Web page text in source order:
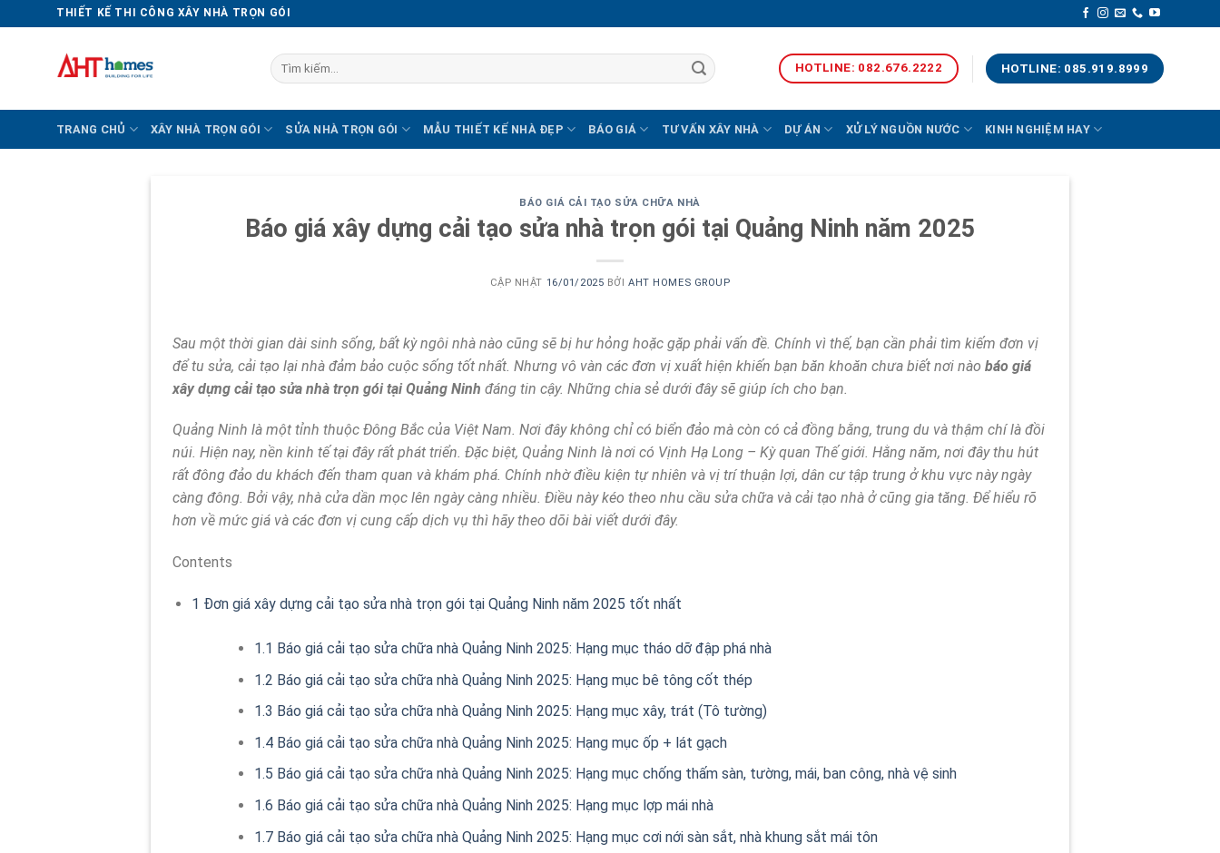
THIẾT KẾ THI CÔNG XÂY NHÀ TRỌN GÓI
Tìm
kiếm:
HOTLINE: 082.676.2222 HOTLINE: 085.919.8999
TRANG CHỦ XÂY NHÀ TRỌN GÓI SỬA NHÀ TRỌN GÓI MẪU THIẾT KẾ NHÀ ĐẸP BÁO GIÁ TƯ VẤN XÂY NHÀ DỰ ÁN XỬ LÝ NGUỒN NƯỚC KINH NGHIỆM HAY
BÁO GIÁ CẢI TẠO SỬA CHỮA NHÀ
Báo giá xây dựng cải tạo sửa nhà trọn gói tại Quảng Ninh năm 2025
CẬP NHẬT 16/01/2025 BỞIAHT HOMES GROUP
Sau một thời gian dài sinh sống, bất kỳ ngôi nhà nào cũng sẽ bị hư hỏng hoặc gặp phải vấn đề. Chính vì thế, bạn cần phải tìm kiếm đơn vị
để tu sửa, cải tạo lại nhà đảm bảo cuộc sống tốt nhất. Nhưng vô vàn các đơn vị xuất hiện khiến bạn băn khoăn chưa biết nơi nàobáo giá
xây dựng cải tạo sửa nhà trọn gói tại Quảng Ninh đáng tin cậy. Những chia sẻ dưới đây sẽ giúp ích cho bạn.
Quảng Ninh là một tỉnh thuộc Đông Bắc của Việt Nam. Nơi đây không chỉ có biển đảo mà còn có cả đồng bằng, trung du và thậm chí là đồi
núi. Hiện nay, nền kinh tế tại đây rất phát triển. Đặc biệt, Quảng Ninh là nơi có Vịnh Hạ Long – Kỳ quan Thế giới. Hằng năm, nơi đây thu hút
rất đông đảo du khách đến tham quan và khám phá. Chính nhờ điều kiện tự nhiên và vị trí thuận lợi, dân cư tập trung ở khu vực này ngày
càng đông. Bởi vậy, nhà cửa dần mọc lên ngày càng nhiều. Điều này kéo theo nhu cầu sửa chữa và cải tạo nhà ở cũng gia tăng. Để hiểu rõ
hơn về mức giá và các đơn vị cung cấp dịch vụ thì hãy theo dõi bài viết dưới đây.
Contents
1 Đơn giá xây dựng cải tạo sửa nhà trọn gói tại Quảng Ninh năm 2025 tốt nhất
1.1 Báo giá cải tạo sửa chữa nhà Quảng Ninh 2025: Hạng mục tháo dỡ đập phá nhà
1.2 Báo giá cải tạo sửa chữa nhà Quảng Ninh 2025: Hạng mục bê tông cốt thép
1.3 Báo giá cải tạo sửa chữa nhà Quảng Ninh 2025: Hạng mục xây, trát (Tô tường)
1.4Báo giá cải tạo sửa chữa nhà Quảng Ninh 2025: Hạng mục ốp + lát gạch
1.5 Báo giá cải tạo sửa chữa nhà Quảng Ninh 2025: Hạng mục chống thấm sàn, tường, mái, ban công, nhà vệ sinh
1.6 Báo giá cải tạo sửa chữa nhà Quảng Ninh 2025: Hạng mục lợp mái nhà
1.7Báo giá cải tạo sửa chữa nhà Quảng Ninh 2025: Hạng mục cơi nới sàn sắt, nhà khung sắt mái tôn